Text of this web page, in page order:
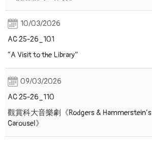
10/03/2026
AC 25-26_101
“A Visit to the Library”
09/03/2026
AC 25-26_110
觀賞科大音樂劇《Rodgers & Hammerstein’s
Carousel》